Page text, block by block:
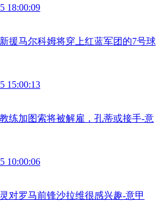
18:00:09
援马尔科姆将穿上红蓝军团的7号球
15:00:13
练加图索将被解雇，孔蒂或接手-意
10:00:06
对罗马前锋沙拉维很感兴趣-意甲